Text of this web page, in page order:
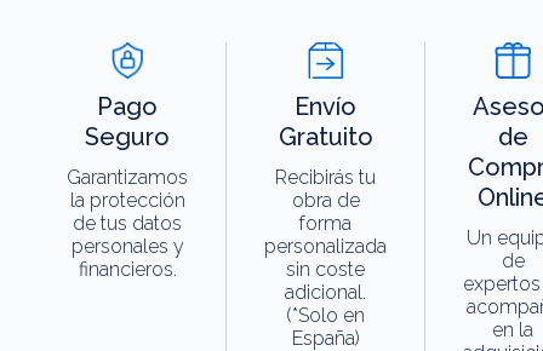
Pago
Seguro
Garantizamos
la protección
de tus datos
personales y
financieros.
Envío
Gratuito
Recibirás tu
obra de
forma
personalizada
sin coste
adicional.
(*Solo en
España)
de
Un
de
en la